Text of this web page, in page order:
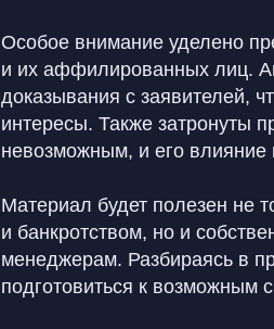
Особое внимание уделено
и их аффилированных лиц.
доказывания с заявителей,
интересы. Также затронуты
невозможным, и его влияние
Материал будет полезен не
и банкротством, но и
менеджерам. Разбираясь в
подготовиться к возможным